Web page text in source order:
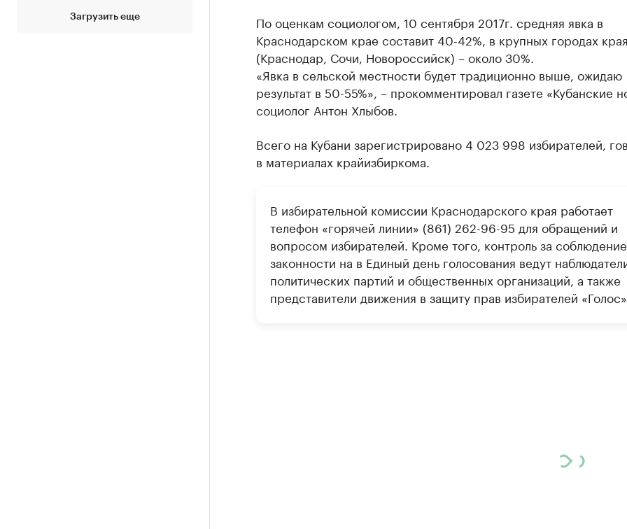
Загрузить еще
По оценкам социологом, 10 сентября 2017г. средняя явка в
Краснодарском крае составит 40-42%, в крупных городах края
(Краснодар, Сочи, Новороссийск) – около 30%.
«Явка в сельской местности будет традиционно выше, ожидаю
результат в 50-55%», – прокомментировал газете «Кубанские
социолог Антон Хлыбов.
Всего на Кубани зарегистрировано 4 023 998 избирателей,
в материалах крайизбиркома.
В избирательной комиссии Краснодарского края работает
телефон «горячей линии» (861) 262-96-95 для обращений и
вопросом избирателей. Кроме того, контроль за
законности на в Единый день голосования ведут
политических партий и общественных организаций, а также
представители движения в защиту прав избирателей «Голос».